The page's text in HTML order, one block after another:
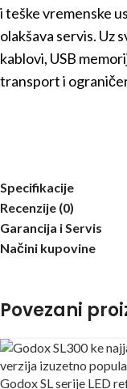
i teške vremenske
olakšava servis. Uz
kablovi, USB
transport i
Specifikacije
Recenzije (0)
Garancija i Servis
Načini kupovine
Povezani